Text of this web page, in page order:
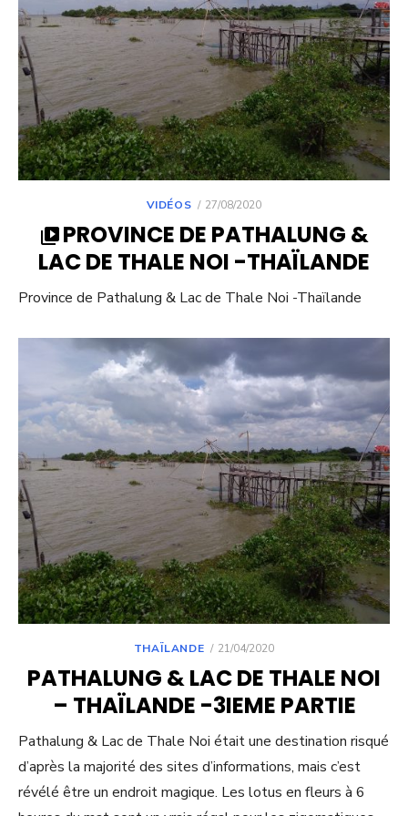
VIDÉOS
POSTED
27/08/2020
PROVINCE DE PATHALUNG &
LAC DE THALE NOI -THAÏLANDE
Province de Pathalung & Lac de Thale Noi -Thaïlande
THAÏLANDE
POSTED
21/04/2020
PATHALUNG & LAC DE THALE NOI
– THAÏLANDE -3IEME PARTIE
Pathalung & Lac de Thale Noi était une destination risqué
d’après la majorité des sites d’informations, mais c’est
révélé être un endroit magique. Les lotus en fleurs à 6